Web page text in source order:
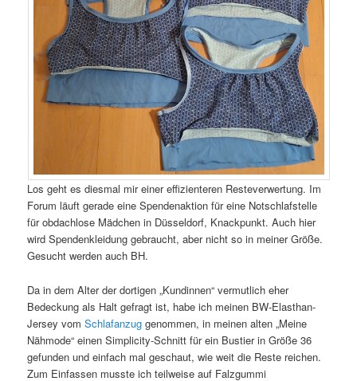
Los geht es diesmal mir einer effizienteren Resteverwertung. Im
Forum läuft gerade eine Spendenaktion für eine Notschlafstelle
für obdachlose Mädchen in Düsseldorf, Knackpunkt. Auch hier
wird Spendenkleidung gebraucht, aber nicht so in meiner Größe.
Gesucht werden auch BH.
Da in dem Alter der dortigen „Kundinnen“ vermutlich eher
Bedeckung als Halt gefragt ist, habe ich meinen BW-Elasthan-
Jersey vomSchlafanzug genommen, in meinen alten „Meine
Nähmode“ einen Simplicity-Schnitt für ein Bustier in Größe 36
gefunden und einfach mal geschaut, wie weit die Reste reichen.
Zum Einfassen musste ich teilweise auf Falzgummi